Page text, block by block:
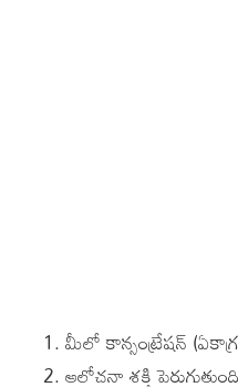
మీలో కాన్సంట్రేషన్
ఆలోచనా శక్తి